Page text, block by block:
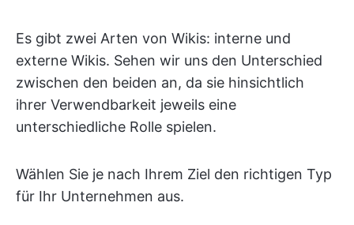
Es gibt zwei Arten von Wikis: interne und
externe Wikis. Sehen wir uns den Unterschied
zwischen den beiden an, da sie hinsichtlich
ihrer Verwendbarkeit jeweils eine
unterschiedliche Rolle spielen.
Wählen Sie je nach Ihrem Ziel den richtigen Typ
für Ihr Unternehmen aus.